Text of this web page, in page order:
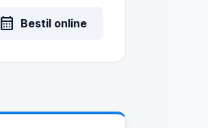
calendar_month Bestil online